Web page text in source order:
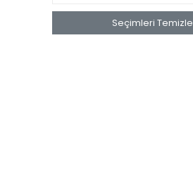
Seçimleri Temizle